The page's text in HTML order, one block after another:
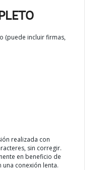
(puede incluir firmas,
realizada con
sin corregir.
en beneficio de
una conexión lenta.